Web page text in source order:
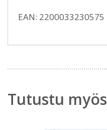
EAN: 2200033230575
Tutustu myös